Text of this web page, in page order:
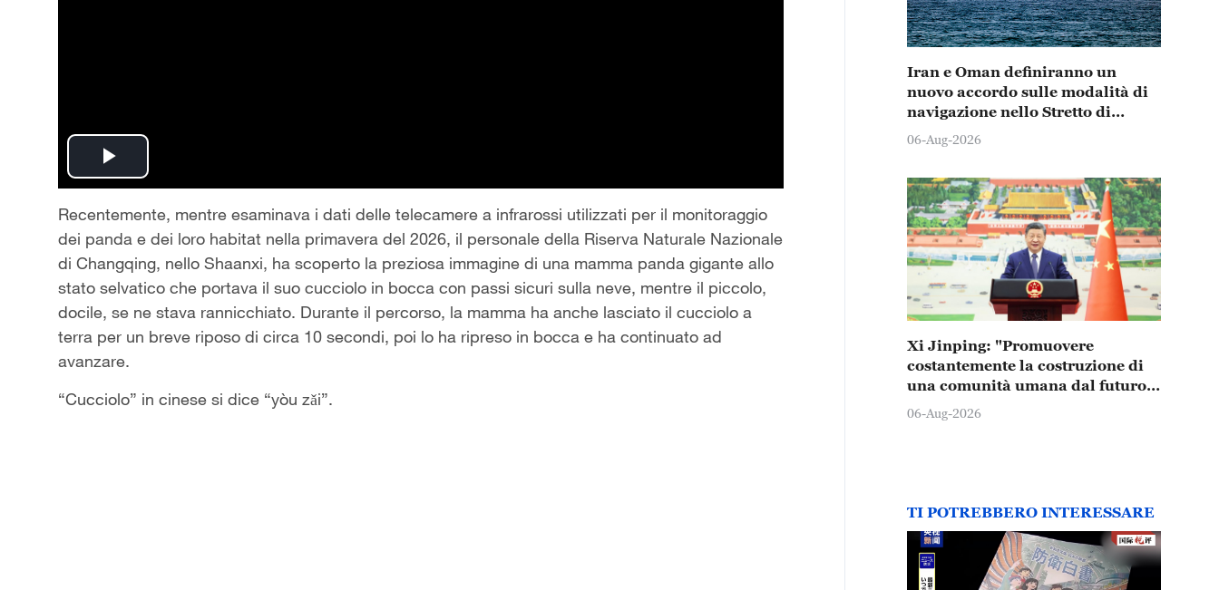
Play
Video
Recentemente, mentre esaminava i dati delle telecamere a infrarossi utilizzati per il monitoraggio
dei panda e dei loro habitat nella primavera del 2026, il personale della Riserva Naturale Nazionale
di Changqing, nello Shaanxi, ha scoperto la preziosa immagine di una mamma panda gigante allo
stato selvatico che portava il suo cucciolo in bocca con passi sicuri sulla neve, mentre il piccolo,
docile, se ne stava rannicchiato. Durante il percorso, la mamma ha anche lasciato il cucciolo a
terra per un breve riposo di circa 10 secondi, poi lo ha ripreso in bocca e ha continuato ad
avanzare.
“Cucciolo” in cinese si dice “yòu zǎi”.
Iran e Oman definiranno un
nuovo accordo sulle modalità di
navigazione nello Stretto di
Hormuz
06-Aug-2026
Xi Jinping: "Promuovere
costantemente la costruzione di
una comunità umana dal futuro
condiviso"
06-Aug-2026
TI POTREBBERO INTERESSARE